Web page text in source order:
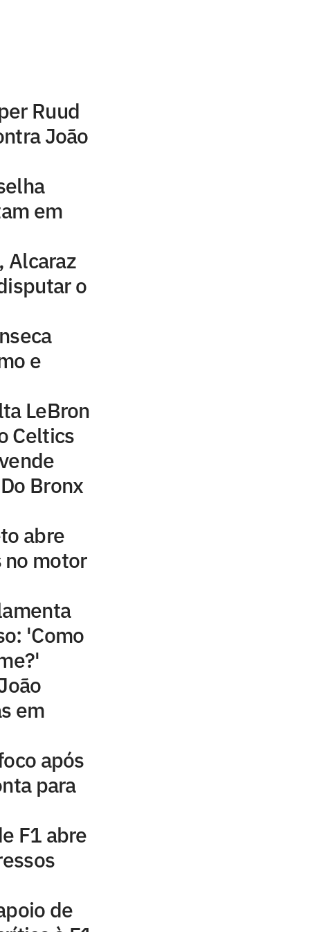
Ruud
João
em
Alcaraz
o
e
LeBron
Celtics
Bronx
abre
no motor
'Como
em
após
para
F1 abre
de